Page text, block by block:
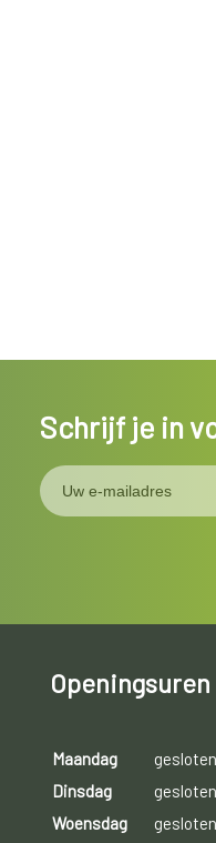
Schrijf je in
Openingsuren
Maandag
Dinsdag
Woensdag